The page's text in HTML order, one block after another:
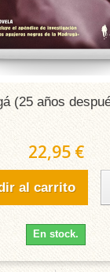
(25 años
22,95 €
al carrito
En stock.